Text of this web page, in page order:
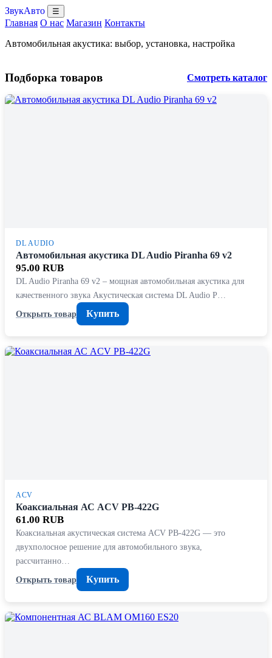
ЗвукАвто ☰
Главная О нас Магазин Контакты
Автомобильная акустика: выбор, установка, настройка
Подборка товаров Смотреть каталог
DL AUDIO
Автомобильная акустика DL Audio Piranha 69 v2
95.00 RUB
DL Audio Piranha 69 v2 – мощная автомобильная акустика для
качественного звука Акустическая система DL Audio P…
Открыть товар
Купить
ACV
Коаксиальная АС ACV PB-422G
61.00 RUB
Коаксиальная акустическая система ACV PB-422G — это
двухполосное решение для автомобильного звука,
рассчитанно…
Открыть товар
Купить